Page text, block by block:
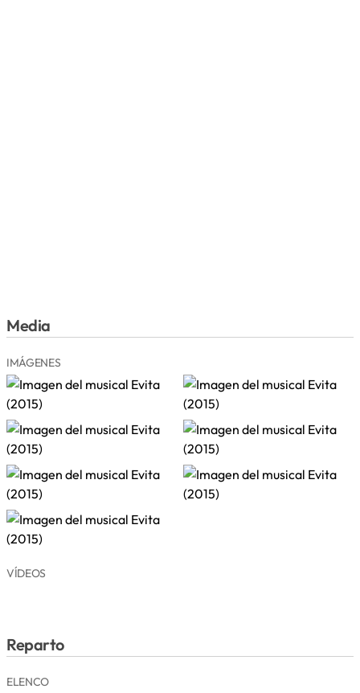
Media
IMÁGENES
VÍDEOS
Reparto
ELENCO